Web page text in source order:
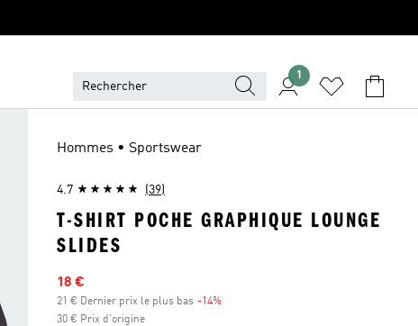
1
Hommes • Sportswear
4.7 (39)
T-SHIRT POCHE GRAPHIQUE LOUNGE
SLIDES
Prix en promo
18 €
21 € Dernier prix le plus bas -14%
30 € Prix d'origine